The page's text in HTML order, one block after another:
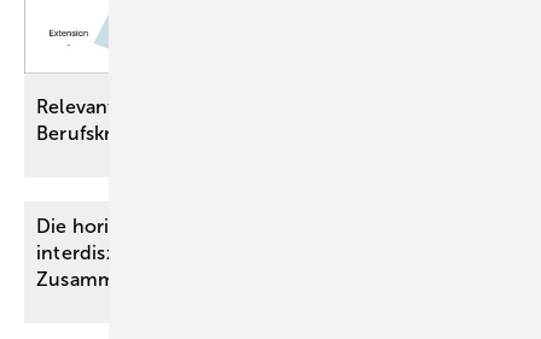
Relevante Einwirkungen im Sinne der
Berufskrankheit Nr.
Die horizontale Arbeitsteilung in der
interdisziplinären, fachärztlichen
Zusammenarbeit